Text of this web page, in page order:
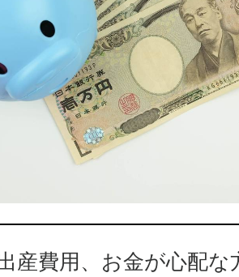
産費用、お金が心配な